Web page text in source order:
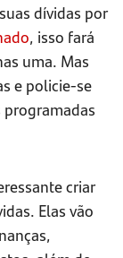
dívidas por
, isso fará
uma. Mas
e policie-se
programadas
criar
Elas vão